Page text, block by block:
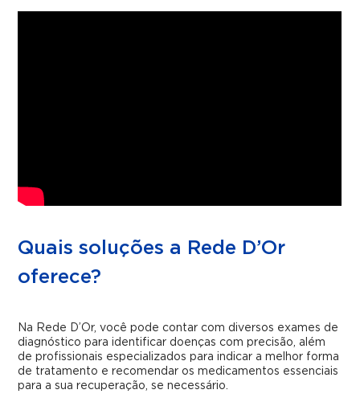
Quais soluções a Rede D’Or
oferece?
Na Rede D’Or, você pode contar com diversos exames de
diagnóstico para identificar doenças com precisão, além
de profissionais especializados para indicar a melhor forma
de tratamento e recomendar os medicamentos essenciais
para a sua recuperação, se necessário.